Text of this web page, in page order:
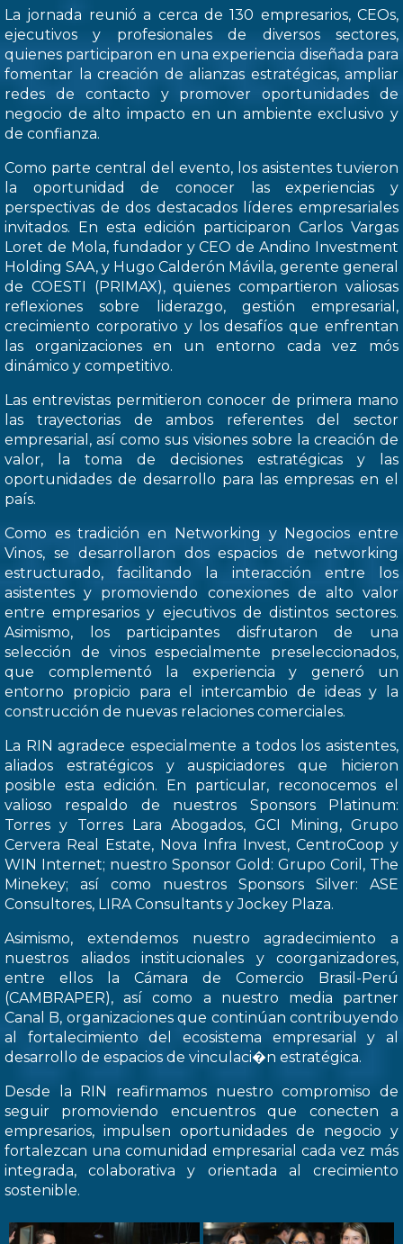
La jornada reunió a cerca de 130 empresarios, CEOs,
ejecutivos y profesionales de diversos sectores,
quienes participaron en una experiencia diseñada para
fomentar la creación de alianzas estratégicas, ampliar
redes de contacto y promover oportunidades de
negocio de alto impacto en un ambiente exclusivo y
de confianza.
Como parte central del evento, los asistentes tuvieron
la oportunidad de conocer las experiencias y
perspectivas de dos destacados líderes empresariales
invitados. En esta edición participaron Carlos Vargas
Loret de Mola, fundador y CEO de Andino Investment
Holding SAA, y Hugo Calderón Mávila, gerente general
de COESTI (PRIMAX), quienes compartieron valiosas
reflexiones sobre liderazgo, gestión empresarial,
crecimiento corporativo y los desafíos que enfrentan
las organizaciones en un entorno cada vez mós
dinámico y competitivo.
Las entrevistas permitieron conocer de primera mano
las trayectorias de ambos referentes del sector
empresarial, así como sus visiones sobre la creación de
valor, la toma de decisiones estratégicas y las
oportunidades de desarrollo para las empresas en el
país.
Como es tradición en Networking y Negocios entre
Vinos, se desarrollaron dos espacios de networking
estructurado, facilitando la interacción entre los
asistentes y promoviendo conexiones de alto valor
entre empresarios y ejecutivos de distintos sectores.
Asimismo, los participantes disfrutaron de una
selección de vinos especialmente preseleccionados,
que complementó la experiencia y generó un
entorno propicio para el intercambio de ideas y la
construcción de nuevas relaciones comerciales.
La RIN agradece especialmente a todos los asistentes,
aliados estratégicos y auspiciadores que hicieron
posible esta edición. En particular, reconocemos el
valioso respaldo de nuestros Sponsors Platinum:
Torres y Torres Lara Abogados, GCI Mining, Grupo
Cervera Real Estate, Nova Infra Invest, CentroCoop y
WIN Internet; nuestro Sponsor Gold: Grupo Coril, The
Minekey; así como nuestros Sponsors Silver: ASE
Consultores, LIRA Consultants y Jockey Plaza.
Asimismo, extendemos nuestro agradecimiento a
nuestros aliados institucionales y coorganizadores,
entre ellos la Cámara de Comercio Brasil-Perú
(CAMBRAPER), así como a nuestro media partner
Canal B, organizaciones que continúan contribuyendo
al fortalecimiento del ecosistema empresarial y al
desarrollo de espacios de vinculaci�n estratégica.
Desde la RIN reafirmamos nuestro compromiso de
seguir promoviendo encuentros que conecten a
empresarios, impulsen oportunidades de negocio y
fortalezcan una comunidad empresarial cada vez más
integrada, colaborativa y orientada al crecimiento
sostenible.